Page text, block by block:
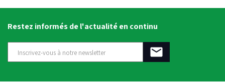
Restez informés de l'actualité en continu